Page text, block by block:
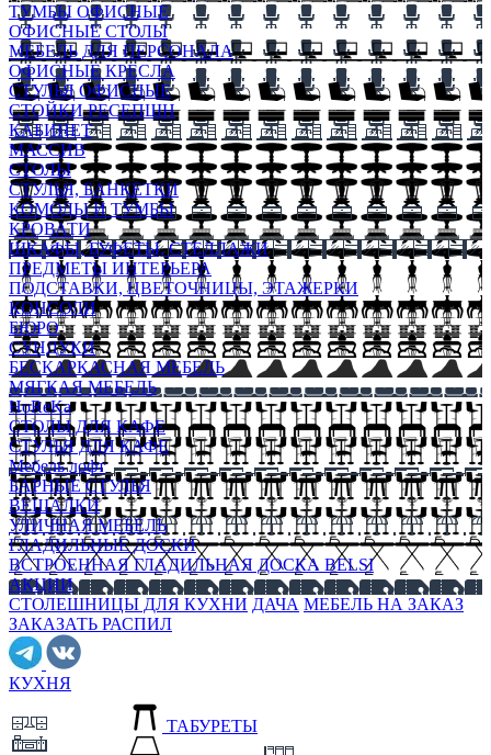
ТУМБЫ ОФИСНЫЕ
ОФИСНЫЕ СТОЛЫ
МЕБЕЛЬ ДЛЯ ПЕРСОНАЛА
ОФИСНЫЕ КРЕСЛА
СТУЛЬЯ ОФИСНЫЕ
СТОЙКИ РЕСЕПШН
КАБИНЕТ
МАССИВ
СТОЛЫ
СТУЛЬЯ, БАНКЕТКИ
КОМОДЫ И ТУМБЫ
КРОВАТИ
ШКАФЫ, БУФЕТЫ, СТЕЛЛАЖИ
ПРЕДМЕТЫ ИНТЕРЬЕРА
ПОДСТАВКИ, ЦВЕТОЧНИЦЫ, ЭТАЖЕРКИ
КОНСОЛИ
БЮРО
СУНДУКИ
БЕСКАРКАСНАЯ МЕБЕЛЬ
МЯГКАЯ МЕБЕЛЬ
HoReKa
СТОЛЫ ДЛЯ КАФЕ
СТУЛЬЯ ДЛЯ КАФЕ
Мебель лофт
БАРНЫЕ СТУЛЬЯ
ВЕШАЛКИ
УЛИЧНАЯ МЕБЕЛЬ
ГЛАДИЛЬНЫЕ ДОСКИ
ВСТРОЕННАЯ ГЛАДИЛЬНАЯ ДОСКА BELSI
АКЦИИ
СТОЛЕШНИЦЫ ДЛЯ КУХНИ ДАЧА МЕБЕЛЬ НА ЗАКАЗ
ЗАКАЗАТЬ РАСПИЛ
КУХНЯ
ТАБУРЕТЫ